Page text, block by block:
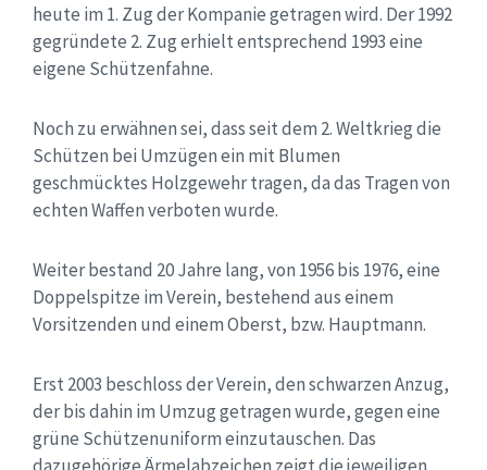
heute im 1. Zug der Kompanie getragen wird. Der 1992
gegründete 2. Zug erhielt entsprechend 1993 eine
eigene Schützenfahne.
Noch zu erwähnen sei, dass seit dem 2. Weltkrieg die
Schützen bei Umzügen ein mit Blumen
geschmücktes Holzgewehr tragen, da das Tragen von
echten Waffen verboten wurde.
Weiter bestand 20 Jahre lang, von 1956 bis 1976, eine
Doppelspitze im Verein, bestehend aus einem
Vorsitzenden und einem Oberst, bzw. Hauptmann.
Erst 2003 beschloss der Verein, den schwarzen Anzug,
der bis dahin im Umzug getragen wurde, gegen eine
grüne Schützenuniform einzutauschen. Das